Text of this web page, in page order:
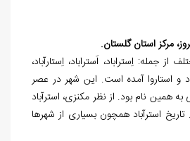
مرکز استان گلستان.
از جمله: اِستراباد، اَستراباد، اِستارآباد،
و استاروا آمده است. این شهر در عصر
به همین نام بود. از نظر مکنزی، استرآباد
استرآباد همچون بسیاری از شهرها